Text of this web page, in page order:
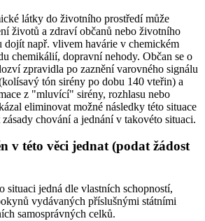
látky do životního prostředí může
životů a zdraví občanů nebo životního
dojít např. vlivem havárie v chemickém
chemikálií, dopravní nehody. Občan se o
zpravidla po zaznění varovného signálu
tón sirény po dobu 140 vteřin) a
z "mluvící" sirény, rozhlasu nebo
eliminovat možné následky této situace
chování a jednání v takovéto situaci.
v této věci jednat (podat žádost
situaci jedná dle vlastních schopností,
vydávaných příslušnými státními
samosprávných celků.